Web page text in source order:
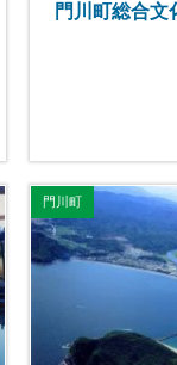
門川町総合文
門川町